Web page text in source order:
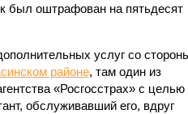
был оштрафован на пятьдесят
услуг со
районе, там один из
«Росгосстрах» с целью
обслуживавший его, вдруг